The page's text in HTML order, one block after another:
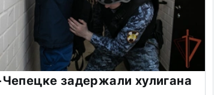
задержали хулигана